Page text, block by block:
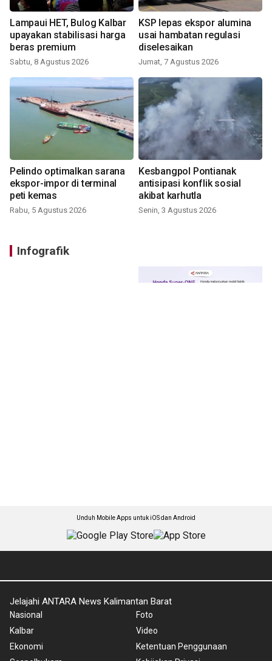
Lampaui HET, Bulog Kalbar
upayakan stabilisasi harga
beras premium
Sabtu, 8 Agustus 2026
KSP lepas ekspor alumina
usai hambatan regulasi
diselesaikan
Jumat, 7 Agustus 2026
Pelindo optimalkan sarana
ekspor-impor di terminal
peti kemas
Rabu, 5 Agustus 2026
Kesbangpol Pontianak
antisipasi konflik sosial
akibat karhutla
Senin, 3 Agustus 2026
Infografik
Unduh Mobile Apps untuk iOS dan Android
Jelajahi ANTARA News Kalimantan Barat
Nasional
Kalbar
Ekonomi
Foto
Video
Ketentuan Penggunaan